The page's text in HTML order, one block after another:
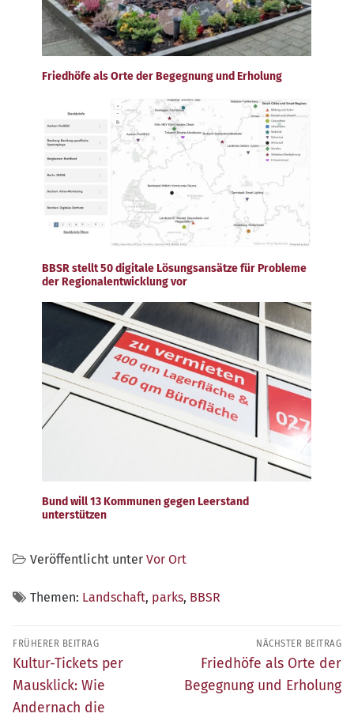
Friedhöfe als Orte der Begegnung und Erholung
BBSR stellt 50 digitale Lösungsansätze für Probleme
der Regionalentwicklung vor
Bund will 13 Kommunen gegen Leerstand
unterstützen
Veröffentlicht unter Vor Ort
Themen: Landschaft, parks, BBSR
Beitragsnavigation
FRÜHERER BEITRAG
Früherer
Beitrag:
Kultur-Tickets per
Mausklick: Wie
Andernach die
NÄCHSTER BEITRAG
Nächster
Beitrag:
Friedhöfe als Orte der
Begegnung und Erholung